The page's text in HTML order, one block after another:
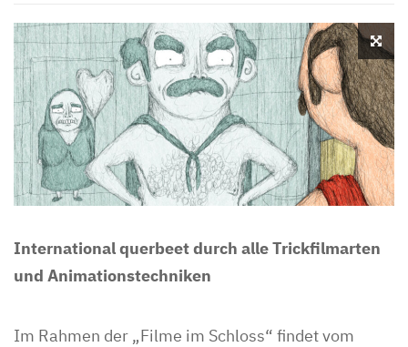
International querbeet durch alle Trickfilmarten
und Animationstechniken
Im Rahmen der „Filme im Schloss“ findet vom